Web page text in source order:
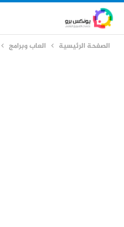
الصفحة الرئيسية العاب وبرامج